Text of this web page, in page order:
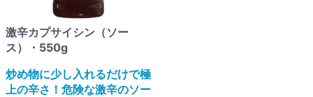
激辛カプサイシン（ソー
ス）・550g
炒め物に少し入れるだけで極
上の辛さ！危険な激辛のソー